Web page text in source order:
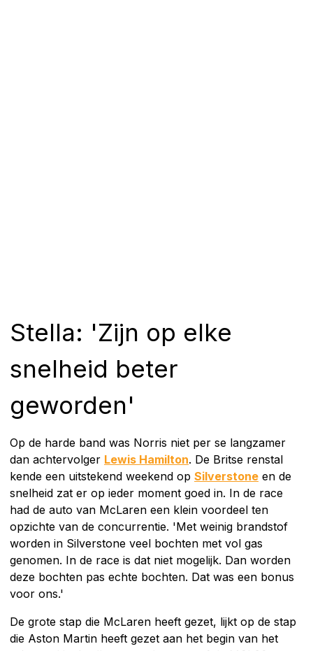
Stella: 'Zijn op elke
snelheid beter
geworden'
Op de harde band was Norris niet per se langzamer
dan achtervolger Lewis Hamilton. De Britse renstal
kende een uitstekend weekend op Silverstone en de
snelheid zat er op ieder moment goed in. In de race
had de auto van McLaren een klein voordeel ten
opzichte van de concurrentie. 'Met weinig brandstof
worden in Silverstone veel bochten met vol gas
genomen. In de race is dat niet mogelijk. Dan worden
deze bochten pas echte bochten. Dat was een bonus
voor ons.'
De grote stap die McLaren heeft gezet, lijkt op de stap
die Aston Martin heeft gezet aan het begin van het